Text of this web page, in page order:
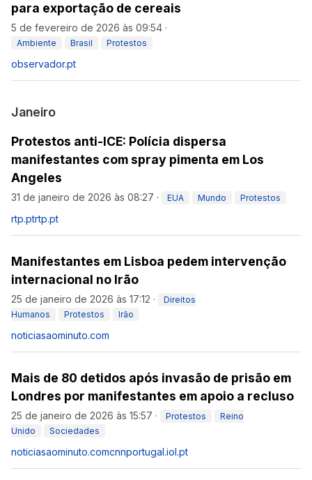
para exportação de cereais
5 de fevereiro de 2026 às 09:54 ·
Ambiente Brasil Protestos
observador.pt
Janeiro
Protestos anti-ICE: Polícia dispersa
manifestantes com spray pimenta em Los
Angeles
31 de janeiro de 2026 às 08:27 · EUA Mundo Protestos
rtp.ptrtp.pt
Manifestantes em Lisboa pedem intervenção
internacional no Irão
25 de janeiro de 2026 às 17:12 ·
Direitos
Humanos
Protestos Irão
noticiasaominuto.com
Mais de 80 detidos após invasão de prisão em
Londres por manifestantes em apoio a recluso
25 de janeiro de 2026 às 15:57 · Protestos
Reino
Unido
Sociedades
noticiasaominuto.comcnnportugal.iol.pt